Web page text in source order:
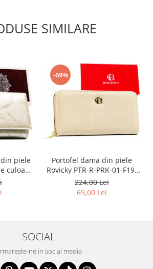
SIMILARE
piele
culoare
capsă -
-69%
Portofel dama din piele
Rovicky PTR-R-PRK-01-F19-
2757 BE
224,00 Lei
69,00 Lei
SOCIAL
ne in social media